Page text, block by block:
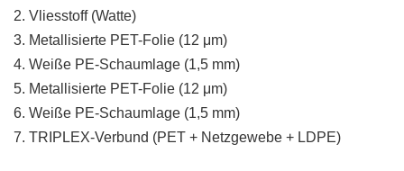
2. Vliesstoff (Watte)
3. Metallisierte PET-Folie (12 μm)
4. Weiße PE-Schaumlage (1,5 mm)
5. Metallisierte PET-Folie (12 μm)
6. Weiße PE-Schaumlage (1,5 mm)
7. TRIPLEX-Verbund (PET + Netzgewebe + LDPE)